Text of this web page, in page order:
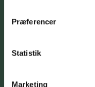
Præferencer
Statistik
Marketing
knowhow,